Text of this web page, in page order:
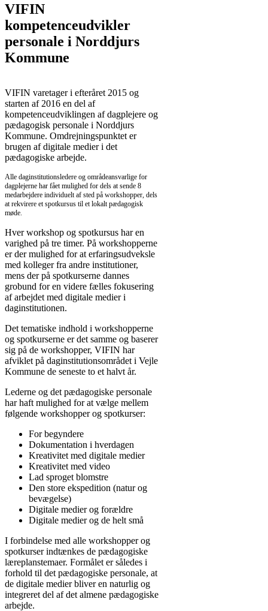
VIFIN
kompetenceudvikler
personale i Norddjurs
Kommune
VIFIN varetager i efteråret 2015 og
starten af 2016 en del af
kompetenceudviklingen af dagplejere og
pædagogisk personale i Norddjurs
Kommune. Omdrejningspunktet er
brugen af digitale medier i det
pædagogiske arbejde.
Alle daginstitutionsledere og områdeansvarlige for
dagplejerne har fået mulighed for dels at sende 8
medarbejdere individuelt af sted på workshopper, dels
at rekvirere et spotkursus til et lokalt pædagogisk
møde.
Hver workshop og spotkursus har en
varighed på tre timer. På workshopperne
er der mulighed for at erfaringsudveksle
med kolleger fra andre institutioner,
mens der på spotkurserne dannes
grobund for en videre fælles fokusering
af arbejdet med digitale medier i
daginstitutionen.
Det tematiske indhold i workshopperne
og spotkurserne er det samme og baserer
sig på de workshopper, VIFIN har
afviklet på daginstitutionsområdet i Vejle
Kommune de seneste to et halvt år.
Lederne og det pædagogiske personale
har haft mulighed for at vælge mellem
følgende workshopper og spotkurser:
For begyndere
Dokumentation i hverdagen
Kreativitet med digitale medier
Kreativitet med video
Lad sproget blomstre
Den store ekspedition (natur og
bevægelse)
Digitale medier og forældre
Digitale medier og de helt små
I forbindelse med alle workshopper og
spotkurser indtænkes de pædagogiske
læreplanstemaer. Formålet er således i
forhold til det pædagogiske personale, at
de digitale medier bliver en naturlig og
integreret del af det almene pædagogiske
arbejde.